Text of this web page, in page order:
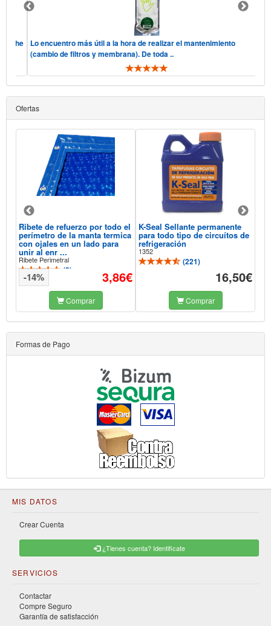
"he
Lo encuentro más útil a la hora de realizar el mantenimiento
(cambio de filtros y membrana). De toda ..
Ofertas
Ribete de refuerzo por todo el
perímetro de la manta termica
con ojales en un lado para
unir al enr ...
Ribete Perimetral
(3) 3,86€
-14%
Comprar
K-Seal Sellante permanente
para todo tipo de circuítos de
refrigeración
1352
(221)
16,50€
Comprar
Formas de Pago
MIS DATOS
Crear Cuenta
¿Tienes cuenta? Identificate
SERVICIOS
Contactar
Compre Seguro
Garantía de satisfacción